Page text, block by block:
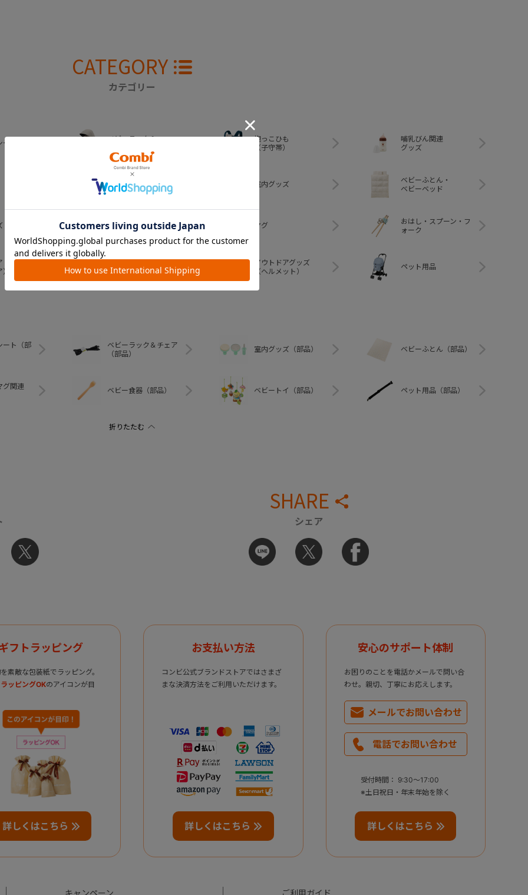
CATEGORY
カテゴリー
ト
ベビーラック＆
抱っこひも
（子守帯）
哺乳びん関連
グッズ
トイレグッズ
室内グッズ
ベビーふとん・
ベビーベッド
ベビー食器 マグ
おはし・スプーン・フ
ォーク
ベビートイ
アウトドアグッズ
（ヘルメット）
ペット用品
ート（部
ベビーラック＆チェア
（部品）
室内グッズ（部品） ベビーふとん（部品）
グ関連
ベビー食器（部品） ベビートイ（部品） ペット用品（部品）
SHARE
シェア
フトラッピング
素敵な包装紙でラッピング。
ッピングOKのアイコンが目
詳しくはこちら
お支払い方法
コンビ公式ブランドストアではさまざ
まな決済方法をご利用いただけます。
詳しくはこちら
安心のサポート体制
お困りのことを電話かメールで問い合
わせ。親切、丁寧にお応えします。
メールでお問い合わせ
電話でお問い合わせ
受付時間： 9:30～17:00
※土日祝日・年末年始を除く
詳しくはこちら
キャンペーン ご利用ガイド